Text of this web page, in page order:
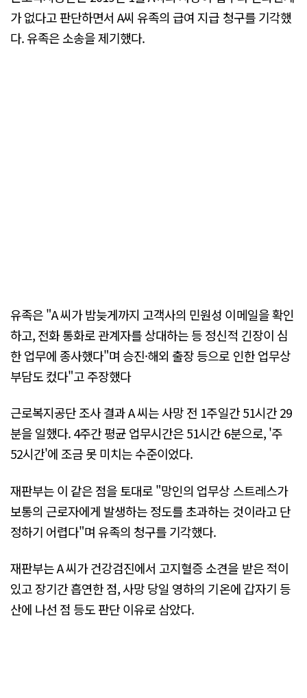
가 없다고 판단하면서 A씨 유족의 급여 지급 청구를 기각했
다. 유족은 소송을 제기했다.
유족은 "A 씨가 밤늦게까지 고객사의 민원성 이메일을 확인
하고, 전화 통화로 관계자를 상대하는 등 정신적 긴장이 심
한 업무에 종사했다"며 승진·해외 출장 등으로 인한 업무상
부담도 컸다"고 주장했다
근로복지공단 조사 결과 A 씨는 사망 전 1주일간 51시간 29
분을 일했다. 4주간 평균 업무시간은 51시간 6분으로, '주
52시간'에 조금 못 미치는 수준이었다.
재판부는 이 같은 점을 토대로 "망인의 업무상 스트레스가
보통의 근로자에게 발생하는 정도를 초과하는 것이라고 단
정하기 어렵다"며 유족의 청구를 기각했다.
재판부는 A 씨가 건강검진에서 고지혈증 소견을 받은 적이
있고 장기간 흡연한 점, 사망 당일 영하의 기온에 갑자기 등
산에 나선 점 등도 판단 이유로 삼았다.